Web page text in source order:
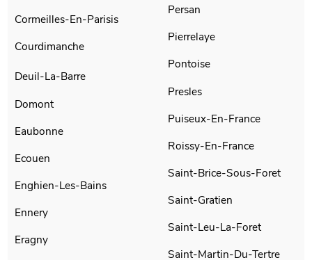
Cormeilles-En-Parisis
Courdimanche
Deuil-La-Barre
Domont
Eaubonne
Ecouen
Enghien-Les-Bains
Ennery
Eragny
Persan
Pierrelaye
Pontoise
Presles
Puiseux-En-France
Roissy-En-France
Saint-Brice-Sous-Foret
Saint-Gratien
Saint-Leu-La-Foret
Saint-Martin-Du-Tertre